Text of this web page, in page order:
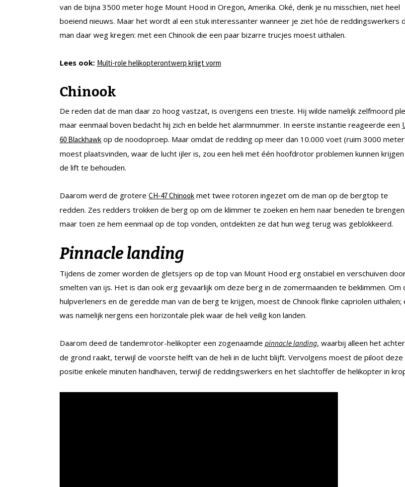
van de bijna 3500 meter hoge Mount Hood in Oregon, Amerika. Oké, denk je nu misschien, niet heel
boeiend nieuws. Maar het wordt al een stuk interessanter wanneer je ziet hóe de reddingswerkers
man daar weg kregen: met een Chinook die een paar bizarre trucjes moest uithalen.
Lees ook: Multi-role helikopterontwerp krijgt vorm
Chinook
De reden dat de man daar zo hoog vastzat, is overigens een trieste. Hij wilde namelijk zelfmoord
maar eenmaal boven bedacht hij zich en belde het alarmnummer. In eerste instantie reageerde een
60 Blackhawk op de noodoproep. Maar omdat de redding op meer dan 10.000 voet (ruim 3000
moest plaatsvinden, waar de lucht ijler is, zou een heli met één hoofdrotor problemen kunnen
de lift te behouden.
Daarom werd de grotere CH-47 Chinook met twee rotoren ingezet om de man op de bergtop te
redden. Zes redders trokken de berg op om de klimmer te zoeken en hem naar beneden te
maar toen ze hem eenmaal op de top vonden, ontdekten ze dat hun weg terug was geblokkeerd.
Pinnacle landing
Tijdens de zomer worden de gletsjers op de top van Mount Hood erg onstabiel en verschuiven
smelten van ijs. Het is dan ook erg gevaarlijk om deze berg in de zomermaanden te beklimmen. Om
hulpverleners en de geredde man van de berg te krijgen, moest de Chinook flinke capriolen uithalen;
was namelijk nergens een horizontale plek waar de heli veilig kon landen.
Daarom deed de tandemrotor-helikopter een zogenaamde pinnacle landing, waarbij alleen het
de grond raakt, terwijl de voorste helft van de heli in de lucht blijft. Vervolgens moest de piloot deze
positie enkele minuten handhaven, terwijl de reddingswerkers en het slachtoffer de helikopter in